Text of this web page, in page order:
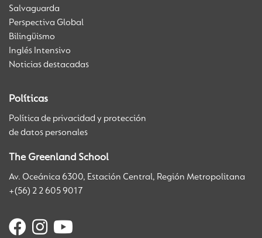
Salvaguarda
Perspectiva Global
Bilingüismo
Inglés Intensivo
Noticias destacadas
Políticas
Política de privacidad y protección
de datos personales
The Greenland School
Av. Oceánica 6300, Estación Central, Región Metropolitana
+(56) 2 2 605 9017